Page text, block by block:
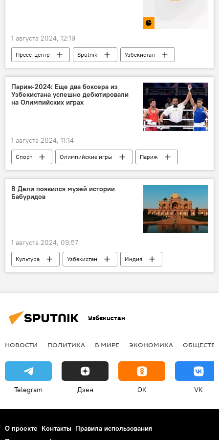
1 августа 2024, 12:19
Пресс-центр Sputnik
Узбекистан
условия работы
журналисты
Ташкент
СМИ
сотрудничество
Пресс-центр
Париж-2024: Еще два боксера из
Узбекистана успешно дебютировали
на Олимпийских играх
1 августа 2024, 11:14
Спорт Олимпийские игры
Париж
Узбекистан
Бокс
победа
Фото
В Дели появился музей истории
Бабуридов
1 августа 2024, 09:57
Культура Узбекистан
Индия
музей
Бабур Общество
Узбекистан
НОВОСТИ ПОЛИТИКА В МИРЕ ЭКОНОМИКА
Telegram Дзен OK VK
О проекте Контакты Правила использования